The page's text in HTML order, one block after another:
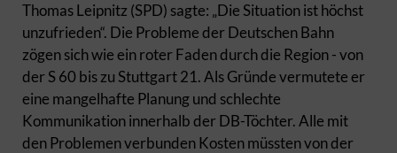
Thomas Leipnitz (SPD) sagte: „Die Situation ist höchst
unzufrieden“. Die Probleme der Deutschen Bahn
zögen sich wie ein roter Faden durch die Region - von
der S 60 bis zu Stuttgart 21. Als Gründe vermutete er
eine mangelhafte Planung und schlechte
Kommunikation innerhalb der DB-Töchter. Alle mit
den Problemen verbunden Kosten müssten von der